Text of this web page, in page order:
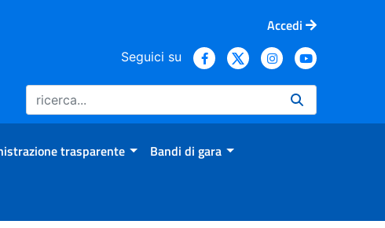
Accedi
Seguici su
trasparente Bandi di gara